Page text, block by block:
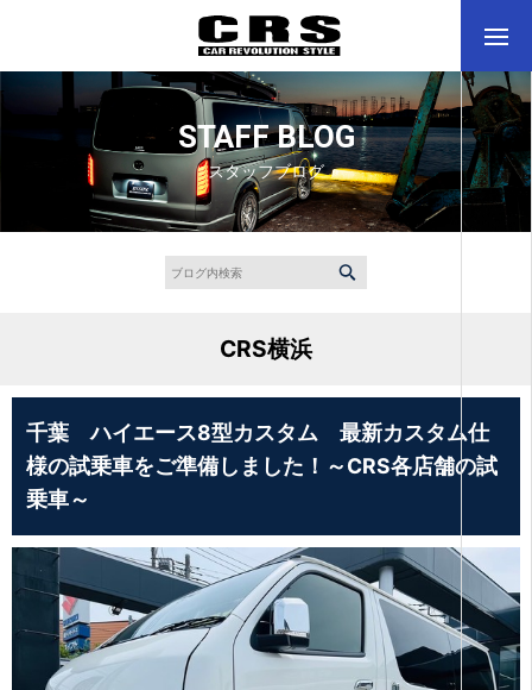
STAFF BLOG
スタッフブログ
CRS横浜
千葉 ハイエース8型カスタム 最新カスタム仕
様の試乗車をご準備しました！～CRS各店舗の試
乗車～